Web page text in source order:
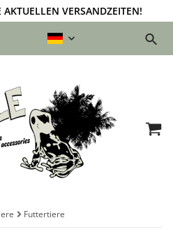
AKTUELLEN VERSANDZEITEN!
Futtertiere